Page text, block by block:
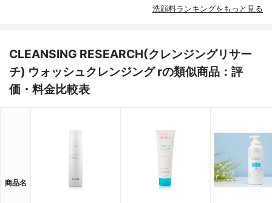
洗顔料ランキングをもっと見る
CLEANSING RESEARCH(クレンジングリサー
チ) ウォッシュクレンジング rの類似商品：評
価・料金比較表
商品名